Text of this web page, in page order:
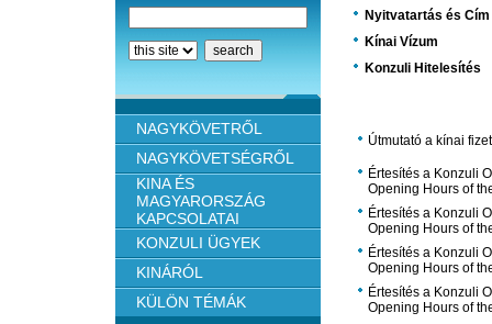
NAGYKÖVETRŐL
NAGYKÖVETSÉGRŐL
KINA ÉS
MAGYARORSZÁG
KAPCSOLATAI
KONZULI ÜGYEK
KINÁRÓL
KÜLÖN TÉMÁK
Nyitvatartás és
Kínai Vízum
Konzuli Hitelesítés
Útmutató a kínai
Értesítés a Konzuli
Opening Hours of
Értesítés a Konzuli
Opening Hours of
Értesítés a Konzuli
Opening Hours of
Értesítés a Konzuli
Opening Hours of